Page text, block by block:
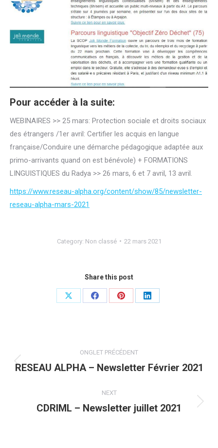
Pour accéder à la suite:
WEBINAIRES >> 25 mars: Protection sociale et droits sociaux
des étrangers /1er avril: Certifier les acquis en langue
française/Conduire une démarche pédagogique adaptée aux
primo-arrivants quand on est bénévole) + FORMATIONS
LINGUISTIQUES du Radya >> 26 mars, 6 et 7 avril, 13 avril.
https://www.reseau-alpha.org/content/show/85/newsletter-
reseau-alpha-mars-2021
Category: Non classé 22 mars 2021
Share this post
Share
Share
Share
Share
navigation
ONGLET PRÉCÉDENT
Previous
RESEAU ALPHA – Newsletter Février 2021
NEXT
Next
CDRIML – Newsletter juillet 2021